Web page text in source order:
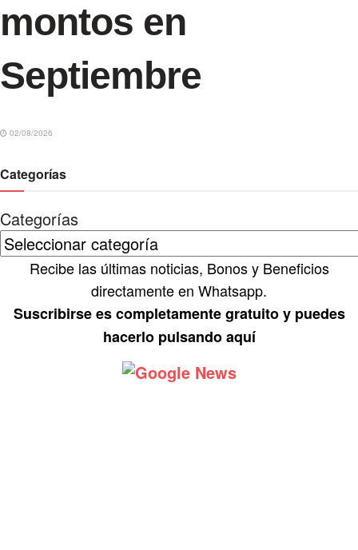
montos en
Septiembre
02/08/2026
Categorías
Categorías
Recibe las últimas noticias, Bonos y Beneficios
directamente en Whatsapp.
Suscribirse es completamente gratuito y puedes
hacerlo pulsando aquí